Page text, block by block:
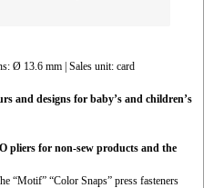
Ø 13.6 mm | Sales unit:card
and designs for baby’s and children’s
pliers for non-sew products and the
“Motif” “Color Snaps” press fasteners